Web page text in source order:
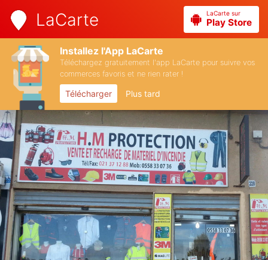
LaCarte LaCarte sur
Play Store
Installez l'App LaCarte
Téléchargez gratuitement l'app LaCarte pour suivre vos
commerces favoris et ne rien rater !
Télécharger Plus tard